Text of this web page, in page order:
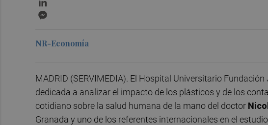
NR-Economía
MADRID (SERVIMEDIA). El Hospital Universitario
dedicada a analizar el impacto de los plásticos y de los
cotidiano sobre la salud humana de la mano del doctor
Granada y uno de los referentes internacionales en el